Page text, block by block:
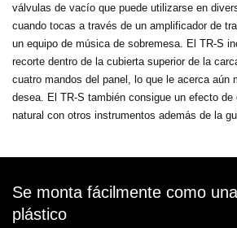
válvulas de vacío que puede utilizarse en
cuando tocas a través de un amplificador de
un equipo de música de sobremesa. El TR-S
recorte dentro de la cubierta superior de la
cuatro mandos del panel, lo que le acerca aún
desea. El TR-S también consigue un efecto de
natural con otros instrumentos además de la
Se monta fácilmente como
plástico